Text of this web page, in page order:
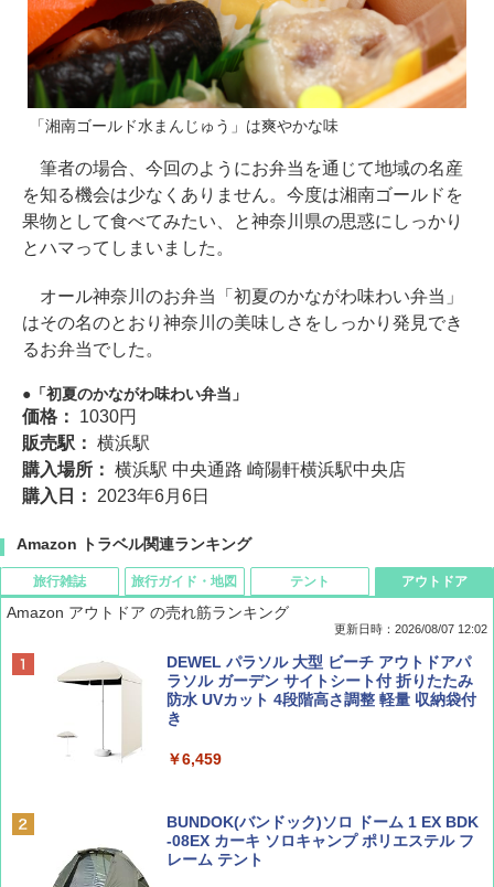
「湘南ゴールド水まんじゅう」は爽やかな味
筆者の場合、今回のようにお弁当を通じて地域の名産
を知る機会は少なくありません。今度は湘南ゴールドを
果物として食べてみたい、と神奈川県の思惑にしっかり
とハマってしまいました。
オール神奈川のお弁当「初夏のかながわ味わい弁当」
はその名のとおり神奈川の美味しさをしっかり発見でき
るお弁当でした。
「初夏のかながわ味わい弁当」
価格： 1030円
販売駅： 横浜駅
購入場所： 横浜駅 中央通路 崎陽軒横浜駅中央店
購入日： 2023年6月6日
Amazon トラベル関連ランキング
旅行雑誌
ディズニーファン ２０２６年 ９月号 [雑
誌] (ＤＩＳＮＥＹ ＦＡＮ)
￥713
SOTO ミニマル"旅"財布 ランダム2種】
￥1,500
旅行ガイド・地図
D40 地球の歩き方 チェンマイ タイ北部の魅
力的な町 2026～2027 地球の歩き方D アジア
￥2,079
球の歩き方A ヨーロッパ
￥2,479
テント
[キャンパーズコレクション 山善] ポップアッ
プテント 傘みたいに広げて畳める パッとサ
ッとサンシェード キューブ フルクローズ メ
ッシュ 簡単設置 ワンタッチテント キャンプ
PYKES PEAK (パイクスピーク) 着替えテン
ト プライバシー テント 【中が透けない】 1
アウトドア
Amazon アウトドア の売れ筋ランキング
更新日時：2026/08/07 12:02
DEWEL パラソル 大型 ビーチ アウトドアパ
ラソル ガーデン サイトシート付 折りたたみ
防水 UVカット 4段階高さ調整 軽量 収納袋付
き
￥6,459
BUNDOK(バンドック)ソロ ドーム 1 EX BDK
-08EX カーキ ソロキャンプ ポリエステル フ
レーム テント